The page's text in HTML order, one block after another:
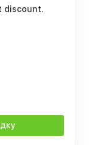
discount.